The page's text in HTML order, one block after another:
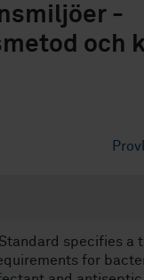
-
och
Standard specifies a
for